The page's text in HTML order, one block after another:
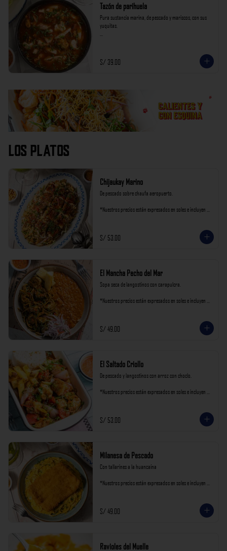
Tazón de parihuela
Pura sustancia marina, de pescado y mariscos, con sus
yuquitas.
S/ 39.00
Los Platos
Chijaukay Marino
De pescado sobre chaufa aeropuerto.
*Nuestros precios están expresados en soles e incluyen
S/ 53.00
El Mancha Pecho del Mar
Sopa seca de langostinos con carapulcra.
*Nuestros precios están expresados en soles e incluyen
S/ 49.00
El Saltado Criollo
De pescado y langostinos con arroz con choclo.
*Nuestros precios están expresados en soles e incluyen
S/ 53.00
Milanesa de Pescado
Con tallarines a la huancaína
*Nuestros precios están expresados en soles e incluyen
S/ 49.00
Ravioles del Muelle